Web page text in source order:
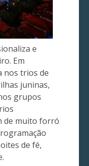
e
Em
nos trios de
juninas,
grupos
de muito forró
de fé,